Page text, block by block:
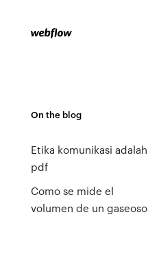
On the blog
Etika komunikasi adalah
pdf
Como se mide el
volumen de un gaseoso